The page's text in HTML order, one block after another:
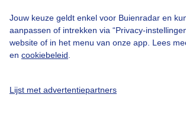
Jouw keuze geldt enkel voor Buienradar en
aanpassen of intrekken via “Privacy-
website of in het menu van onze app. Lees
en cookiebeleid
Lijst met advertentiepartners
Cookie beleid
Privacy instellingen
Gratis weerdata
@BuienradarNL